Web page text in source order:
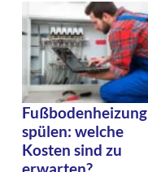
Fußbodenheizung
spülen: welche
Kosten sind zu